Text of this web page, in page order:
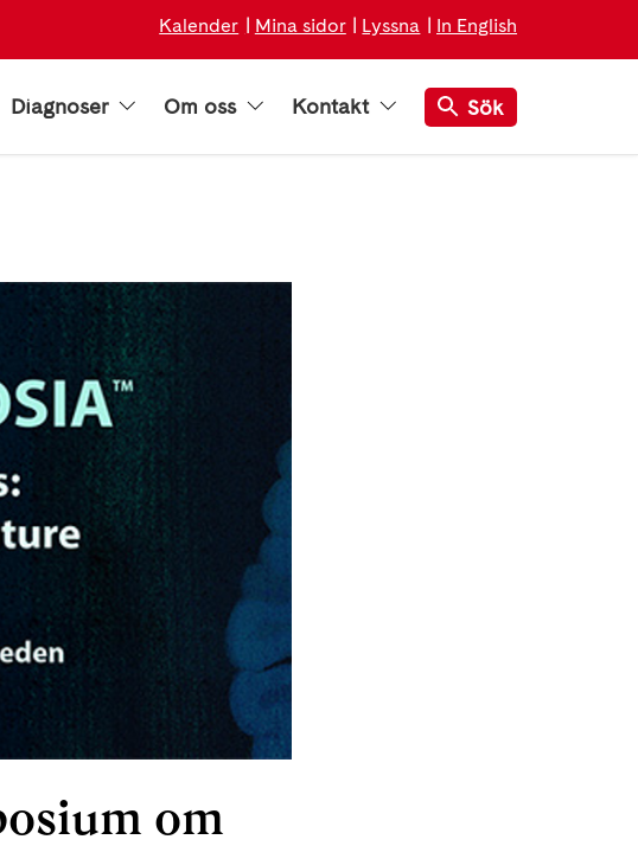
Kalender Mina sidor Lyssna In English
Diagnoser Om oss Kontakt Sök
om